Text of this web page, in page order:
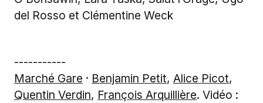
del Rosso et Clémentine Weck
-----------
Marché Gare · Benjamin Petit, Alice Picot,
Quentin Verdin, François Arquillière. Vidéo :